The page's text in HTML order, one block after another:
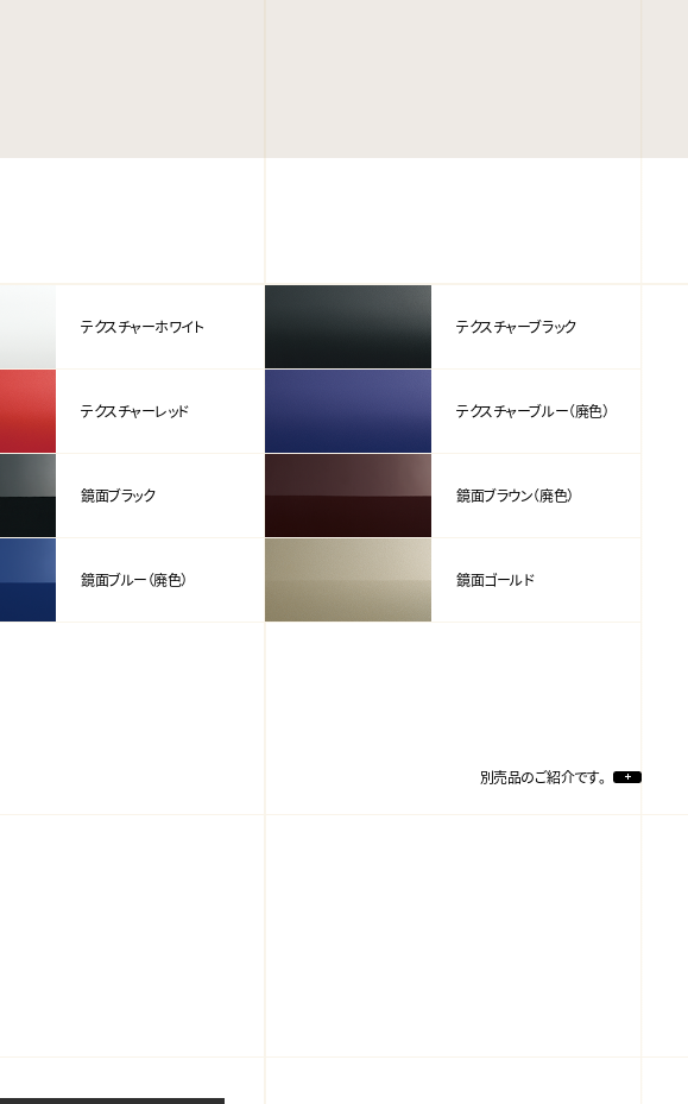
テクスチャーホワイト テクスチャーブラック
テクスチャーレッド テクスチャーブルー（廃色）
鏡面ブラック 鏡面ブラウン（廃色）
鏡面ブルー（廃色） 鏡面ゴールド
別売品のご紹介です。